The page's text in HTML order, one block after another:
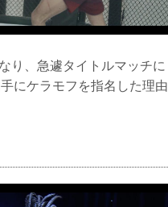
り、急遽タイトルマッチに
にケラモフを指名した理由